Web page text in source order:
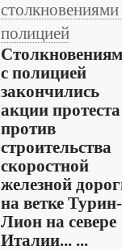
столкновениями
полицией
с полицией
закончились
акции протеста
против
строительства
скоростной
железной
на ветке Турин-
Лион на севере
Италии... ...